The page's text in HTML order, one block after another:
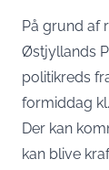
På grund af
Østjyllands
politikreds
formiddag
Der kan
kan blive